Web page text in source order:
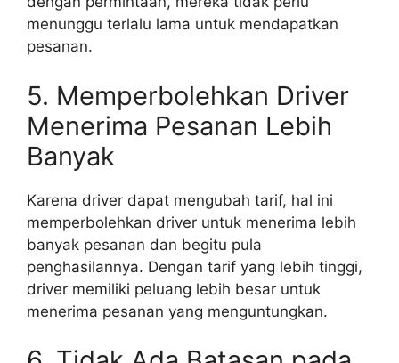
menunggu terlalu lama untuk mendapatkan
pesanan.
5. Memperbolehkan Driver
Menerima Pesanan Lebih
Banyak
Karena driver dapat mengubah tarif, hal ini
memperbolehkan driver untuk menerima lebih
banyak pesanan dan begitu pula
penghasilannya. Dengan tarif yang lebih tinggi,
driver memiliki peluang lebih besar untuk
menerima pesanan yang menguntungkan.